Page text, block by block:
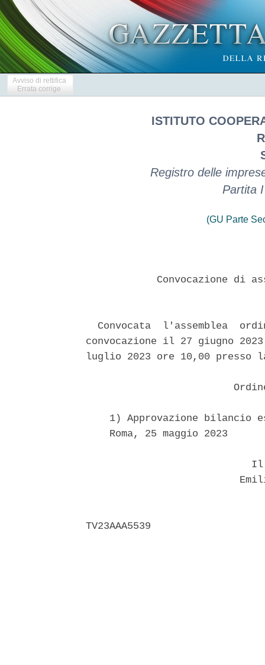
Avviso di rettifica
Errata corrige
ISTITUTO
Registro delle
Partita
(GU Parte
Convocazione di
Convocata  l'assemblea
convocazione il 27 giugno
luglio 2023 ore 10,00 presso
1) Approvazione bilancio
    Roma, 25 maggio 2023